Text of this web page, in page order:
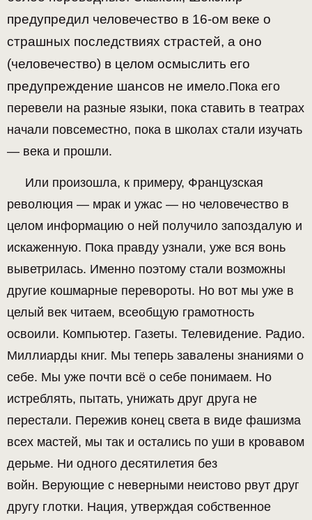
предупредил человечество в 16-ом веке о
страшных последствиях страстей, а оно
(человечество) в целом осмыслить его
предупреждение шансов не имело.Пока его
перевели на разные языки, пока ставить в театрах
начали повсеместно, пока в школах стали изучать
— века и прошли.
Или произошла, к примеру, Французская
революция — мрак и ужас — но человечество в
целом информацию о ней получило запоздалую и
искаженную. Пока правду узнали, уже вся вонь
выветрилась. Именно поэтому стали возможны
другие кошмарные перевороты. Но вот мы уже в
целый век читаем, всеобщую грамотность
освоили. Компьютер. Газеты. Телевидение. Радио.
Миллиарды книг. Мы теперь завалены знаниями о
себе. Мы уже почти всё о себе понимаем. Но
истреблять, пытать, унижать друг друга не
перестали. Пережив конец света в виде фашизма
всех мастей, мы так и остались по уши в кровавом
дерьме. Ни одного десятилетия без
войн. Верующие с неверными неистово рвут друг
другу глотки. Нация, утверждая собственное